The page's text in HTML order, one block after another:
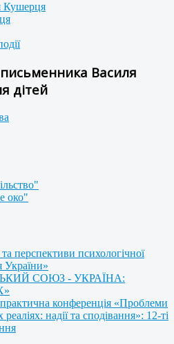
Кушерця
Василя
дітей
око"
перспективи психологічної
України»
СОЮЗ - УКРАЇНА:
конференція «Проблеми
надії та сподівання»: 12-ті